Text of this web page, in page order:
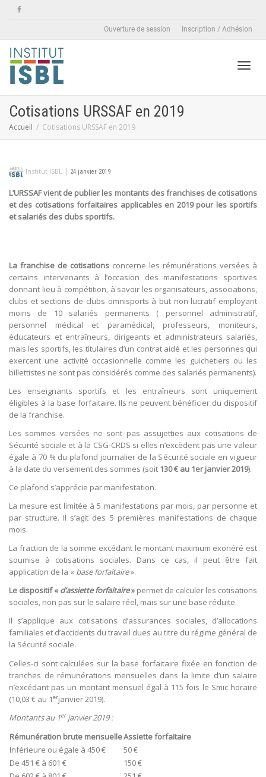
Ouverture de session Inscription / Adhésion
Cotisations URSSAF en 2019
Accueil Cotisations URSSAF en 2019
Institut ISBL | 24 janvier 2019
L’URSSAF vient de publier les montants des franchises de cotisations
et des cotisations forfaitaires applicables en 2019 pour les sportifs
et salariés des clubs sportifs.
La franchise de cotisations concerne les rémunérations versées à
certains intervenants à l’occasion des manifestations sportives
donnant lieu à compétition, à savoir les organisateurs, associations,
clubs et sections de clubs omnisports à but non lucratif employant
moins de 10 salariés permanents ( personnel administratif,
personnel médical et paramédical, professeurs, moniteurs,
éducateurs et entraîneurs, dirigeants et administrateurs salariés,
mais les sportifs, les titulaires d’un contrat aidé et les personnes qui
exercent une activité occasionnelle comme les guichetiers ou les
billettistes ne sont pas considérés comme des salariés permanents).
Les enseignants sportifs et les entraîneurs sont uniquement
éligibles à la base forfaitaire. Ils ne peuvent bénéficier du dispositif
de la franchise.
Les sommes versées ne sont pas assujetties aux cotisations de
Sécurité sociale et à la CSG-CRDS si elles n’excèdent pas une valeur
égale à 70 % du plafond journalier de la Sécurité sociale en vigueur
à la date du versement des sommes (soit 130 € au 1er janvier 2019).
Ce plafond s’apprécie par manifestation.
La mesure est limitée à 5 manifestations par mois, par personne et
par structure. Il s’agit des 5 premières manifestations de chaque
mois.
La fraction de la somme excédant le montant maximum exonéré est
soumise à cotisations sociales. Dans ce cas, il peut être fait
application de la « base forfaitaire».
Le dispositif « d’assiette forfaitaire» permet de calculer les cotisations
sociales, non pas sur le salaire réel, mais sur une base réduite.
Il s’applique aux cotisations d’assurances sociales, d’allocations
familiales et d’accidents du travail dues au titre du régime général de
la Sécurité sociale.
Celles-ci sont calculées sur la base forfaitaire fixée en fonction de
tranches de rémunérations mensuelles dans la limite d’un salaire
n’excédant pas un montant mensuel égal à 115 fois le Smic horaire
(10,03 € au 1erjanvier 2019).
Montants au 1erjanvier 2019 :
Rémunération brute mensuelleAssiette forfaitaire
Inférieure ou égale à 450 €
50 €
De 451 € à 601 €
150 €